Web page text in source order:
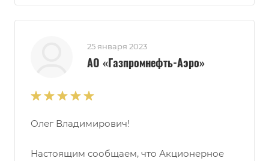
25 января 2023
АО «Газпромнефть-Аэро»
Олег Владимирович!
Настоящим сообщаем, что Акционерное